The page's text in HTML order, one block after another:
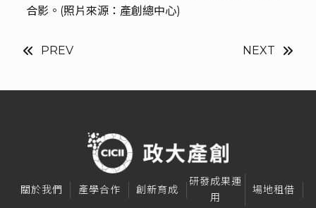
合影。(照片來源：產創總中心)
PREV NEXT
關於我們 產學合作 創新育成
研發成果運
用
場地租借